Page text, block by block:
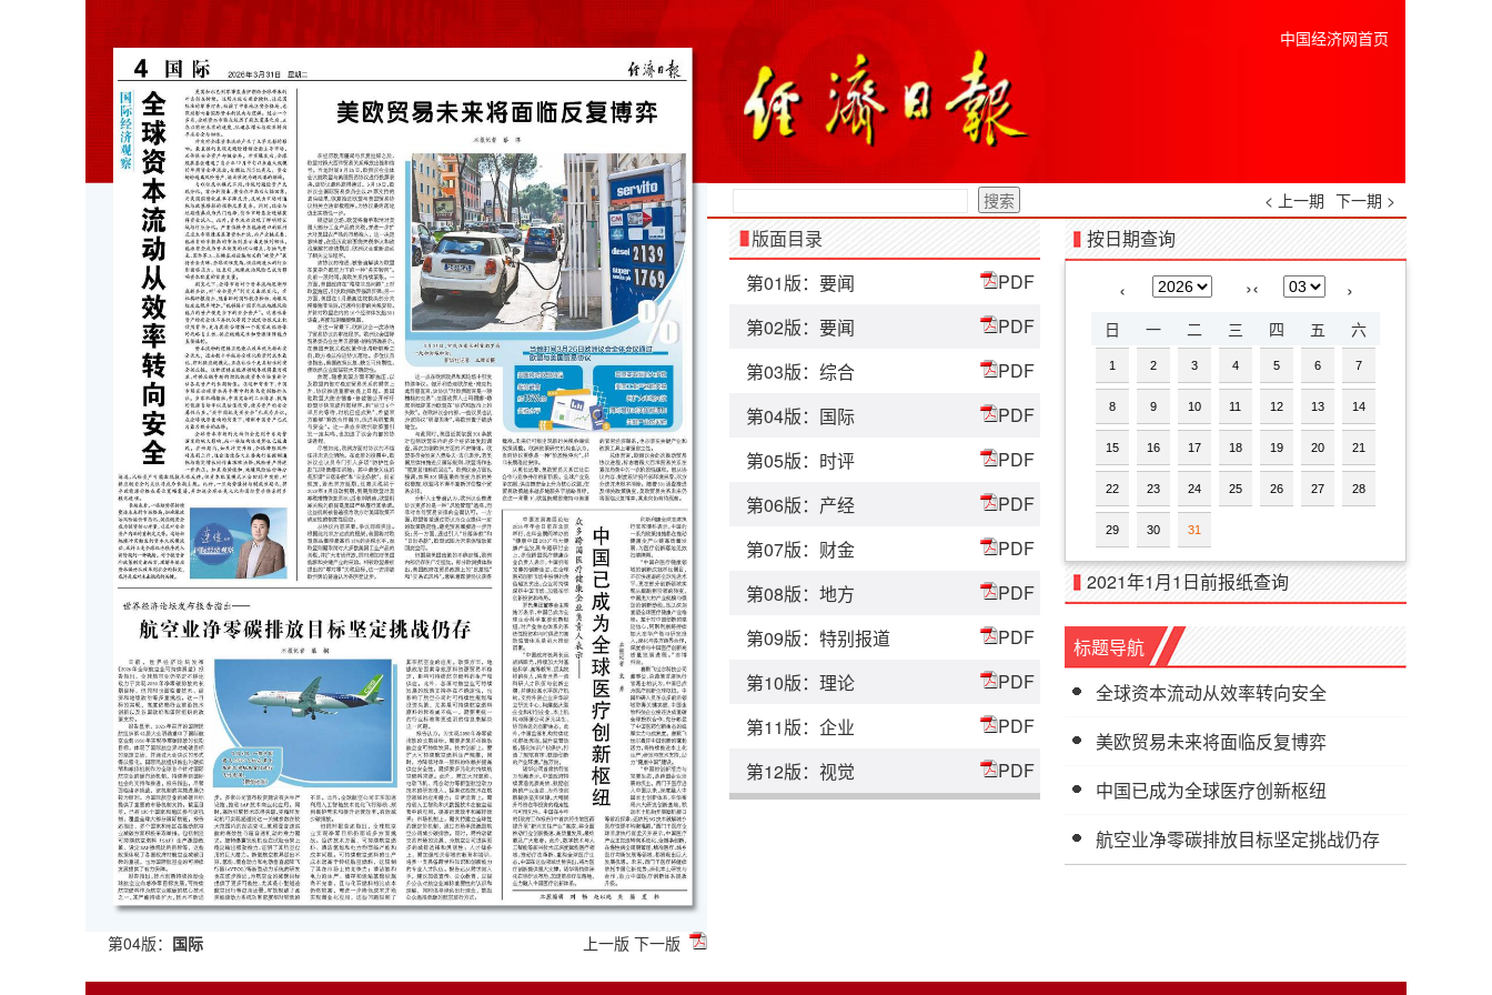
第04版： 国际 上一版 下一版
中国经济网首页
< 上一期 下一期 >
版面目录
第01版：要闻
PDF
第02版：要闻
PDF
第03版：综合
PDF
第04版：国际
PDF
第05版：时评
PDF
第06版：产经
PDF
第07版：财金
PDF
第08版：地方
PDF
第09版：特别报道
PDF
第10版：理论
PDF
第11版：企业
PDF
第12版：视觉
PDF
按日期查询
‹ ›‹ ›
日 一 二 三 四 五 六
1 2 3 4 5 6 7
8 9 10 11 12 13 14
15 16 17 18 19 20 21
22 23 24 25 26 27 28
29 30 31
2021年1月1日前报纸查询
标题导航
全球资本流动从效率转向安全
美欧贸易未来将面临反复博弈
中国已成为全球医疗创新枢纽
航空业净零碳排放目标坚定挑战仍存